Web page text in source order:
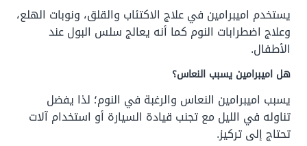
يستخدم اميبرامين في علاج الاكتئاب والقلق، ونوبات الهلع،
وعلاج اضطرابات النوم كما أنه يعالج سلس البول عند
الأطفال.
هل اميبرامين يسبب النعاس؟
يسبب اميبرامين النعاس والرغبة في النوم؛ لذا يفضل
تناوله في الليل مع تجنب قيادة السيارة أو استخدام آلات
تحتاج إلى تركيز.